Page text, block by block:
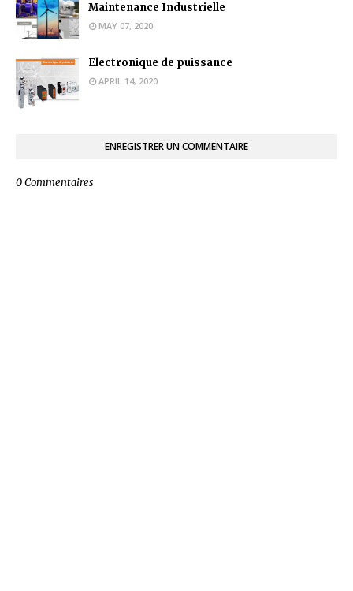
Maintenance Industrielle
MAY 07, 2020
Electronique de puissance
APRIL 14, 2020
ENREGISTRER UN COMMENTAIRE
0 Commentaires